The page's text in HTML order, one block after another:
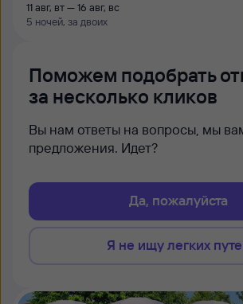
11 авг, вт — 16 авг, вс
5 ночей, за двоих
Поможем подобрать
за несколько кликов
Вы нам ответы на вопросы, мы
предложения. Идет?
Да, пожалуйста
Я не ищу легких